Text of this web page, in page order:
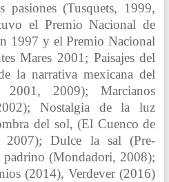
(Tusquets, 1999,
el Premio Nacional de
1997 y el Premio Nacional
Mares 2001; Paisajes del
la narrativa mexicana del
2009); Marcianos
Nostalgia de la luz
del sol, (El Cuenco de
2007); Dulce la sal (Pre-
(Mondadori, 2008);
(2014), Verdever (2016)